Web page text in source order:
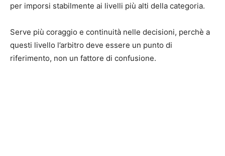
per imporsi stabilmente ai livelli più alti della categoria.
Serve più coraggio e continuità nelle decisioni, perchè a
questi livello l’arbitro deve essere un punto di
riferimento, non un fattore di confusione.